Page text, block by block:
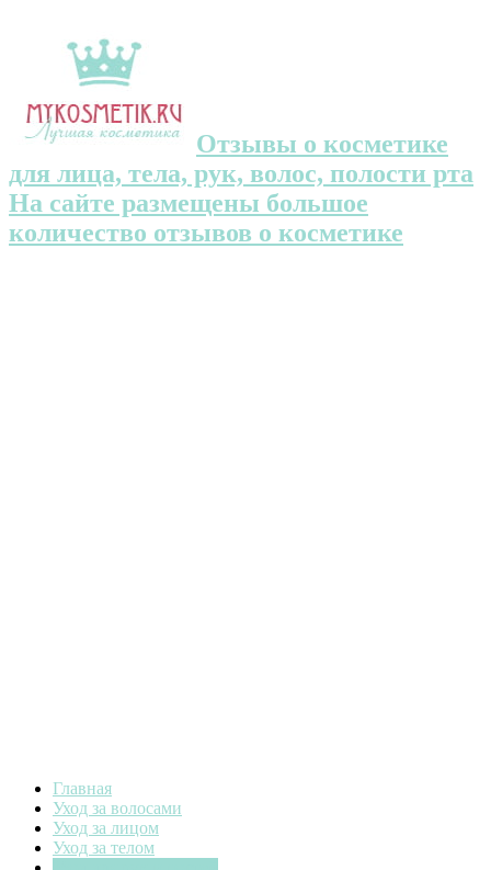
Отзывы о косметике
для лица, тела, рук, волос, полости рта
На сайте размещены большое
количество отзывов о косметике
Главная
Уход за волосами
Уход за лицом
Уход за телом